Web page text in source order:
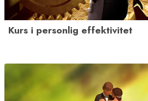
Kurs i personlig effektivitet